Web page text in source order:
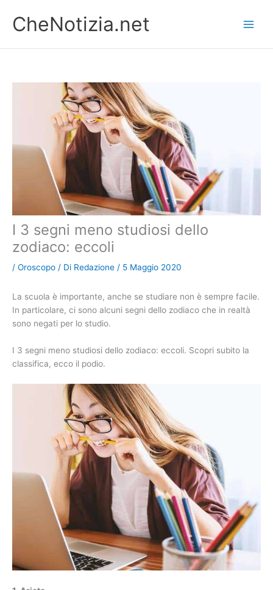
contenuto
CheNotizia.net
I 3 segni meno studiosi dello
zodiaco: eccoli
/ Oroscopo / Di Redazione / 5 Maggio 2020
La scuola è importante, anche se studiare non è sempre facile.
In particolare, ci sono alcuni segni dello zodiaco che in realtà
sono negati per lo studio.
I 3 segni meno studiosi dello zodiaco: eccoli. Scopri subito la
classifica, ecco il podio.